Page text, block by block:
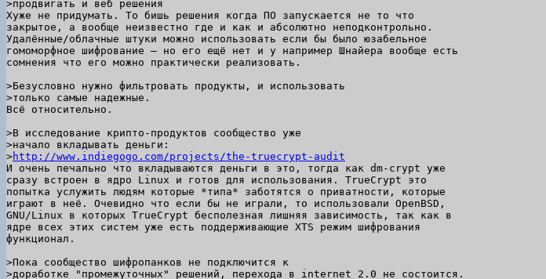
Хуже не придумать. То бишь решения когда ПО запускается не то что
закрытое, а вообще неизвестно где и как и абсолютно неподконтрольно.
Удалённые/облачные штуки можно использовать если бы было юзабельное
гомоморфное шифрование — но его ещё нет и у например Шнайера вообще есть
сомнения что его можно практически реализовать.
>Безусловно нужно фильтровать продукты, и использовать
Всё относительно.
>В исследование крипто-продуктов сообщество уже
>начало вкладывать деньги:
>http://www.indiegogo.com/projects/the-truecrypt-audit
И очень печально что вкладываются деньги в это, тогда как dm-crypt уже
сразу встроен в ядро Linux и готов для использования. TrueCrypt это
попытка услужить людям которые *типа* заботятся о приватности, которые
играют в неё. Очевидно что если бы не играли, то использовали OpenBSD,
GNU/Linux в которых TrueCrypt бесполезная лишняя зависимость, так как в
ядре всех этих систем уже есть поддерживающие XTS режим шифрования
функционал.
>Пока сообщество шифропанков не подключится к